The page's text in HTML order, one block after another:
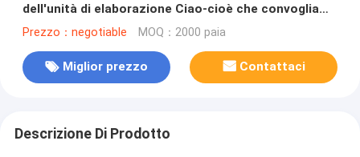
dell'unità di elaborazione Ciao-cioè che convoglia
CE certificato
Prezzo：negotiable MOQ：2000 paia
Miglior prezzo Contattaci
Descrizione Di Prodotto